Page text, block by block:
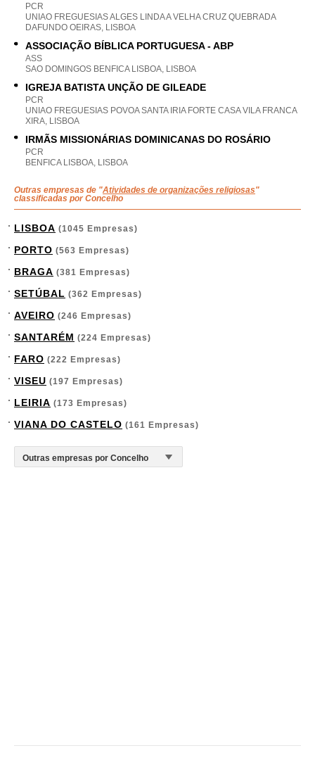
PCR
UNIAO FREGUESIAS ALGES LINDA A VELHA CRUZ QUEBRADA
DAFUNDO OEIRAS, LISBOA
ASSOCIAÇÃO BÍBLICA PORTUGUESA - ABP
ASS
SAO DOMINGOS BENFICA LISBOA, LISBOA
IGREJA BATISTA UNÇÃO DE GILEADE
PCR
UNIAO FREGUESIAS POVOA SANTA IRIA FORTE CASA VILA FRANCA
XIRA, LISBOA
IRMÃS MISSIONÁRIAS DOMINICANAS DO ROSÁRIO
PCR
BENFICA LISBOA, LISBOA
Outras empresas de "Atividades de organizações religiosas"
classificadas por Concelho
LISBOA (1045 Empresas)
PORTO (563 Empresas)
BRAGA (381 Empresas)
SETÚBAL (362 Empresas)
AVEIRO (246 Empresas)
SANTARÉM (224 Empresas)
FARO (222 Empresas)
VISEU (197 Empresas)
LEIRIA (173 Empresas)
VIANA DO CASTELO (161 Empresas)